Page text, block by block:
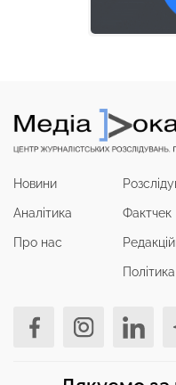
Новини
Аналітика
Про нас
Фактчек